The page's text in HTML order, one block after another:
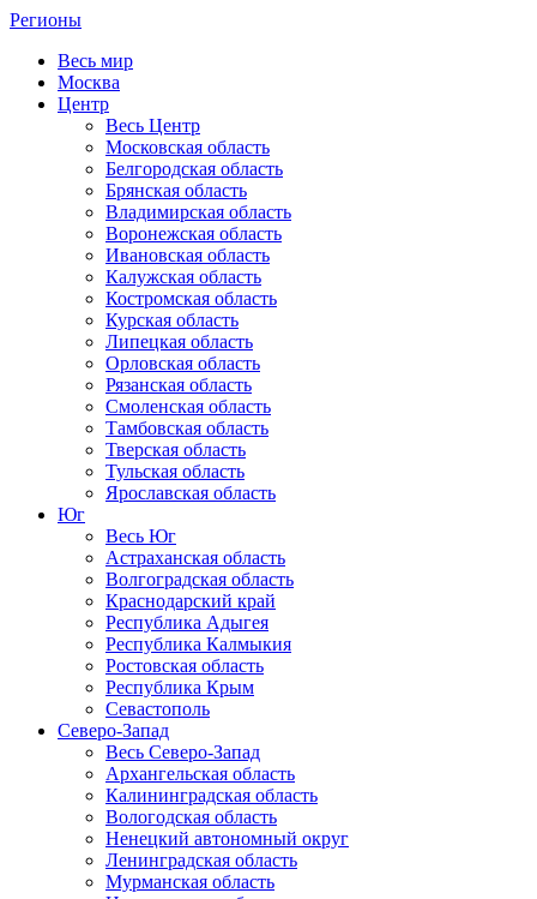
Регионы
Весь мир
Москва
Центр
Весь Центр
Московская область
Белгородская область
Брянская область
Владимирская область
Воронежская область
Ивановская область
Калужская область
Костромская область
Курская область
Липецкая область
Орловская область
Рязанская область
Смоленская область
Тамбовская область
Тверская область
Тульская область
Ярославская область
Юг
Весь Юг
Астраханская область
Волгоградская область
Краснодарский край
Республика Адыгея
Республика Калмыкия
Ростовская область
Республика Крым
Севастополь
Северо-Запад
Весь Северо-Запад
Архангельская область
Калининградская область
Вологодская область
Ненецкий автономный округ
Ленинградская область
Мурманская область